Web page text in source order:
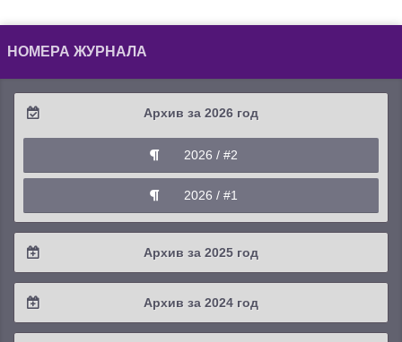
НОМЕРА ЖУРНАЛА
Архив за 2026 год
2026 / #2
2026 / #1
Архив за 2025 год
2025 / #4
2025 / #3
Архив за 2024 год
2024 / #4